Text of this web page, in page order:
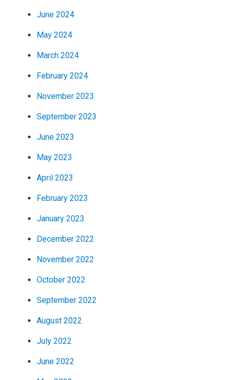
June 2024
May 2024
March 2024
February 2024
November 2023
September 2023
June 2023
May 2023
April 2023
February 2023
January 2023
December 2022
November 2022
October 2022
September 2022
August 2022
July 2022
June 2022